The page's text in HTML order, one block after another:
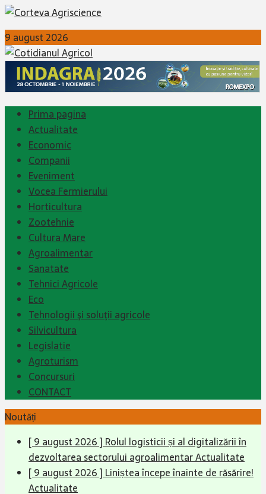
9 august 2026
Prima pagina
Actualitate
Economic
Companii
Eveniment
Vocea Fermierului
Horticultura
Zootehnie
Cultura Mare
Agroalimentar
Sanatate
Tehnici Agricole
Eco
Tehnologii şi soluţii agricole
Silvicultura
Legislatie
Agroturism
Concursuri
CONTACT
Noutăți
[ 9 august 2026 ] Rolul logisticii și al digitalizării în
dezvoltarea sectorului agroalimentarActualitate
[ 9 august 2026 ] Liniștea începe înainte de răsărire!
Actualitate